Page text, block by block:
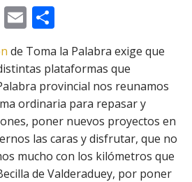
W E
m
ai
l
o
m
p
ar
ti
r
de Toma la Palabra exige que
plataformas que
provincial nos reunamos
ordinaria para repasar y
poner nuevos proyectos en
las caras y disfrutar, que no
mucho con los kilómetros que
de Valderaduey, por poner